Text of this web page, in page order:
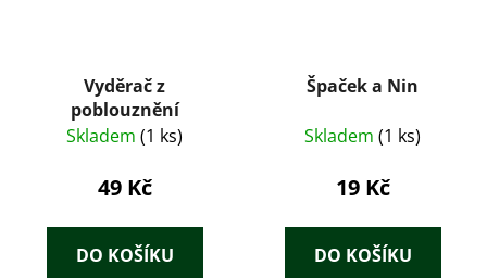
Vyděrač z
poblouznění
Skladem (1 ks)
49 Kč
DO KOŠÍKU
Špaček a Nin
Skladem (1 ks)
19 Kč
DO KOŠÍKU